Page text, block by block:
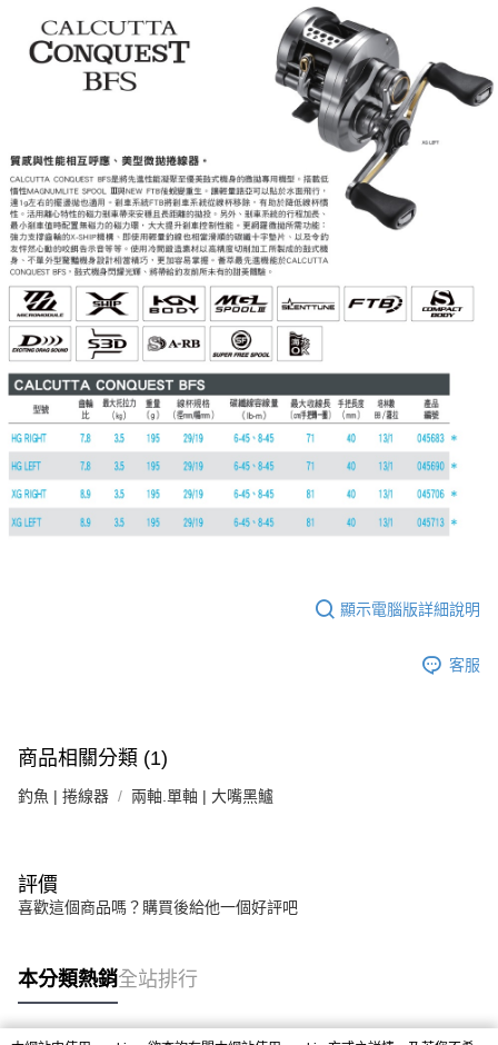
顯示電腦版詳細說明
客服
商品相關分類 (1)
釣魚 | 捲線器 兩軸.單軸 | 大嘴黑鱸
評價
喜歡這個商品嗎？購買後給他一個好評吧
本分類熱銷全站排行